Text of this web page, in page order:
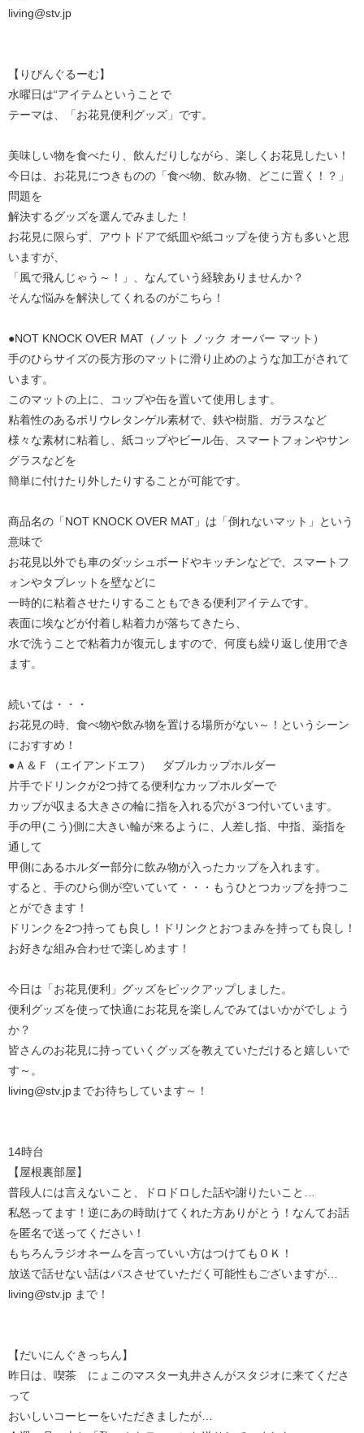
living@stv.jp
【りびんぐるーむ】
水曜日は“アイテムということで
テーマは、「お花見便利グッズ」です。
美味しい物を食べたり、飲んだりしながら、楽しくお花見したい！
今日は、お花見につきものの「食べ物、飲み物、どこに置く！？」
問題を
解決するグッズを選んでみました！
お花見に限らず、アウトドアで紙皿や紙コップを使う方も多いと思
いますが、
「風で飛んじゃう～！」、なんていう経験ありませんか？
そんな悩みを解決してくれるのがこちら！
●NOT KNOCK OVER MAT（ノット ノック オーバー マット）
手のひらサイズの長方形のマットに滑り止めのような加工がされて
います。
このマットの上に、コップや缶を置いて使用します。
粘着性のあるポリウレタンゲル素材で、鉄や樹脂、ガラスなど
様々な素材に粘着し、紙コップやビール缶、スマートフォンやサン
グラスなどを
簡単に付けたり外したりすることが可能です。
商品名の「NOT KNOCK OVER MAT」は「倒れないマット」という
意味で
お花見以外でも車のダッシュボードやキッチンなどで、スマートフ
ォンやタブレットを壁などに
一時的に粘着させたりすることもできる便利アイテムです。
表面に埃などが付着し粘着力が落ちてきたら、
水で洗うことで粘着力が復元しますので、何度も繰り返し使用でき
ます。
続いては・・・
お花見の時、食べ物や飲み物を置ける場所がない～！というシーン
におすすめ！
●Ａ＆Ｆ（エイアンドエフ） ダブルカップホルダー
片手でドリンクが2つ持てる便利なカップホルダーで
カップが収まる大きさの輪に指を入れる穴が３つ付いています。
手の甲(こう)側に大きい輪が来るように、人差し指、中指、薬指を
通して
甲側にあるホルダー部分に飲み物が入ったカップを入れます。
すると、手のひら側が空いていて・・・もうひとつカップを持つこ
とができます！
ドリンクを2つ持っても良し！ドリンクとおつまみを持っても良し！
お好きな組み合わせで楽しめます！
今日は「お花見便利」グッズをピックアップしました。
便利グッズを使って快適にお花見を楽しんでみてはいかがでしょう
か？
皆さんのお花見に持っていくグッズを教えていただけると嬉しいで
す～。
living@stv.jpまでお待ちしています～！
14時台
【屋根裏部屋】
普段人には言えないこと、ドロドロした話や謝りたいこと…
私怒ってます！逆にあの時助けてくれた方ありがとう！なんてお話
を匿名で送ってください！
もちろんラジオネームを言っていい方はつけてもＯＫ！
放送で話せない話はパスさせていただく可能性もございますが…
living@stv.jp まで！
【だいにんぐきっちん】
昨日は、喫茶 にょこのマスター丸井さんがスタジオに来てくださ
って
おいしいコーヒーをいただきましたが…